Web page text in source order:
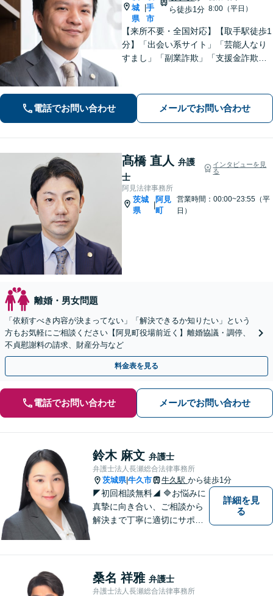
城
県
手
市
ら徒歩1分 8:00（平日）
【来所不要・全国対応】【取手駅徒歩1
分】「出会い系サイト」「芸能人なり
すまし」「副業詐欺」「支援金詐欺」
雇い止め・残業代未払いの相談【完全
成功報酬制】【相談料着手金0円】
電話でお問い合わせ メールでお問い合わせ
髙橋 直人 弁護
士
インタビューを見
る
阿見法律事務所
茨城
県
|
阿見
町
営業時間：00:00~23:55（平
日）
離婚・男女問題
「依頼すべき内容が決まってない」「解決できるか知りたい」という
方もお気軽にご相談ください【阿見町役場前近く】離婚協議・調停、
不貞慰謝料の請求、財産分与など
料金表を見る
電話でお問い合わせ メールでお問い合わせ
鈴木 麻文 弁護士
弁護士法人長瀬総合法律事務所
茨城県|牛久市 牛久駅 から徒歩1分
◤初回相談無料◢ 🔷お悩みに
真摯に向き合い、ご相談から
解決まで丁寧に適切にサポー
歩を踏み出しましょう。お気
軽にお問い合わせください。
詳細を見
る
桑名 祥雅 弁護士
弁護士法人長瀬総合法律事務所